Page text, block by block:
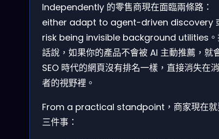
Independently 的零售商現在面臨兩條路：
either adapt to agent-driven discovery
risk being invisible background utilities。
話說，如果你的產品不會被 AI 主動推薦，就
SEO 時代的網頁沒有排名一樣，直接消失在
者的視野裡。
From a practical standpoint，商家現在就
三件事：